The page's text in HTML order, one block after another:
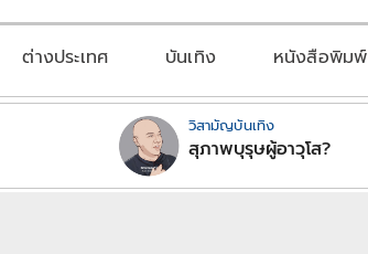
ต่างประเทศ บันเทิง หนังสือพิมพ์
วิสามัญบันเทิง
สุภาพบุรุษผู้อาวุโส?